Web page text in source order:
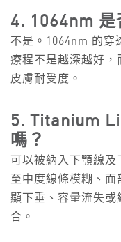
4. 1064nm 是
不是。1064nm 的穿
療程不是越深越好，
皮膚耐受度。
5. Titanium
嗎？
可以被納入下顎線
至中度線條模糊、
顯下垂、容量流失
合。